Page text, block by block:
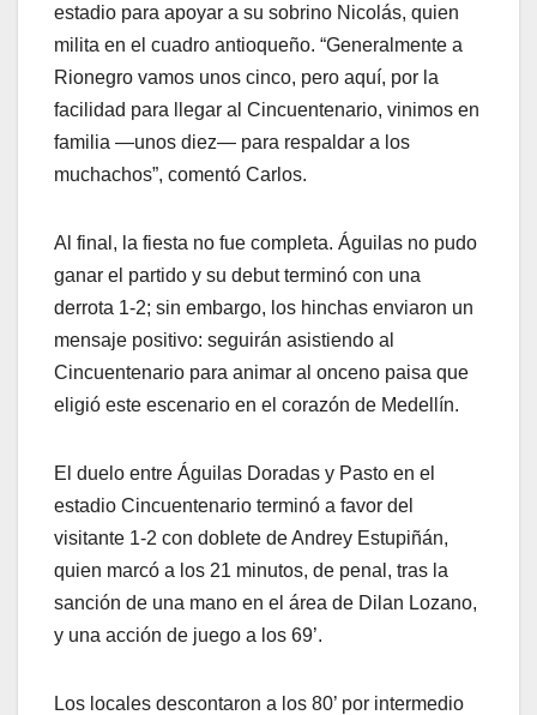
estadio para apoyar a su sobrino Nicolás, quien
milita en el cuadro antioqueño. “Generalmente a
Rionegro vamos unos cinco, pero aquí, por la
facilidad para llegar al Cincuentenario, vinimos en
familia —unos diez— para respaldar a los
muchachos”, comentó Carlos.
Al final, la fiesta no fue completa. Águilas no pudo
ganar el partido y su debut terminó con una
derrota 1-2; sin embargo, los hinchas enviaron un
mensaje positivo: seguirán asistiendo al
Cincuentenario para animar al onceno paisa que
eligió este escenario en el corazón de Medellín.
El duelo entre Águilas Doradas y Pasto en el
estadio Cincuentenario terminó a favor del
visitante 1-2 con doblete de Andrey Estupiñán,
quien marcó a los 21 minutos, de penal, tras la
sanción de una mano en el área de Dilan Lozano,
y una acción de juego a los 69’.
Los locales descontaron a los 80’ por intermedio